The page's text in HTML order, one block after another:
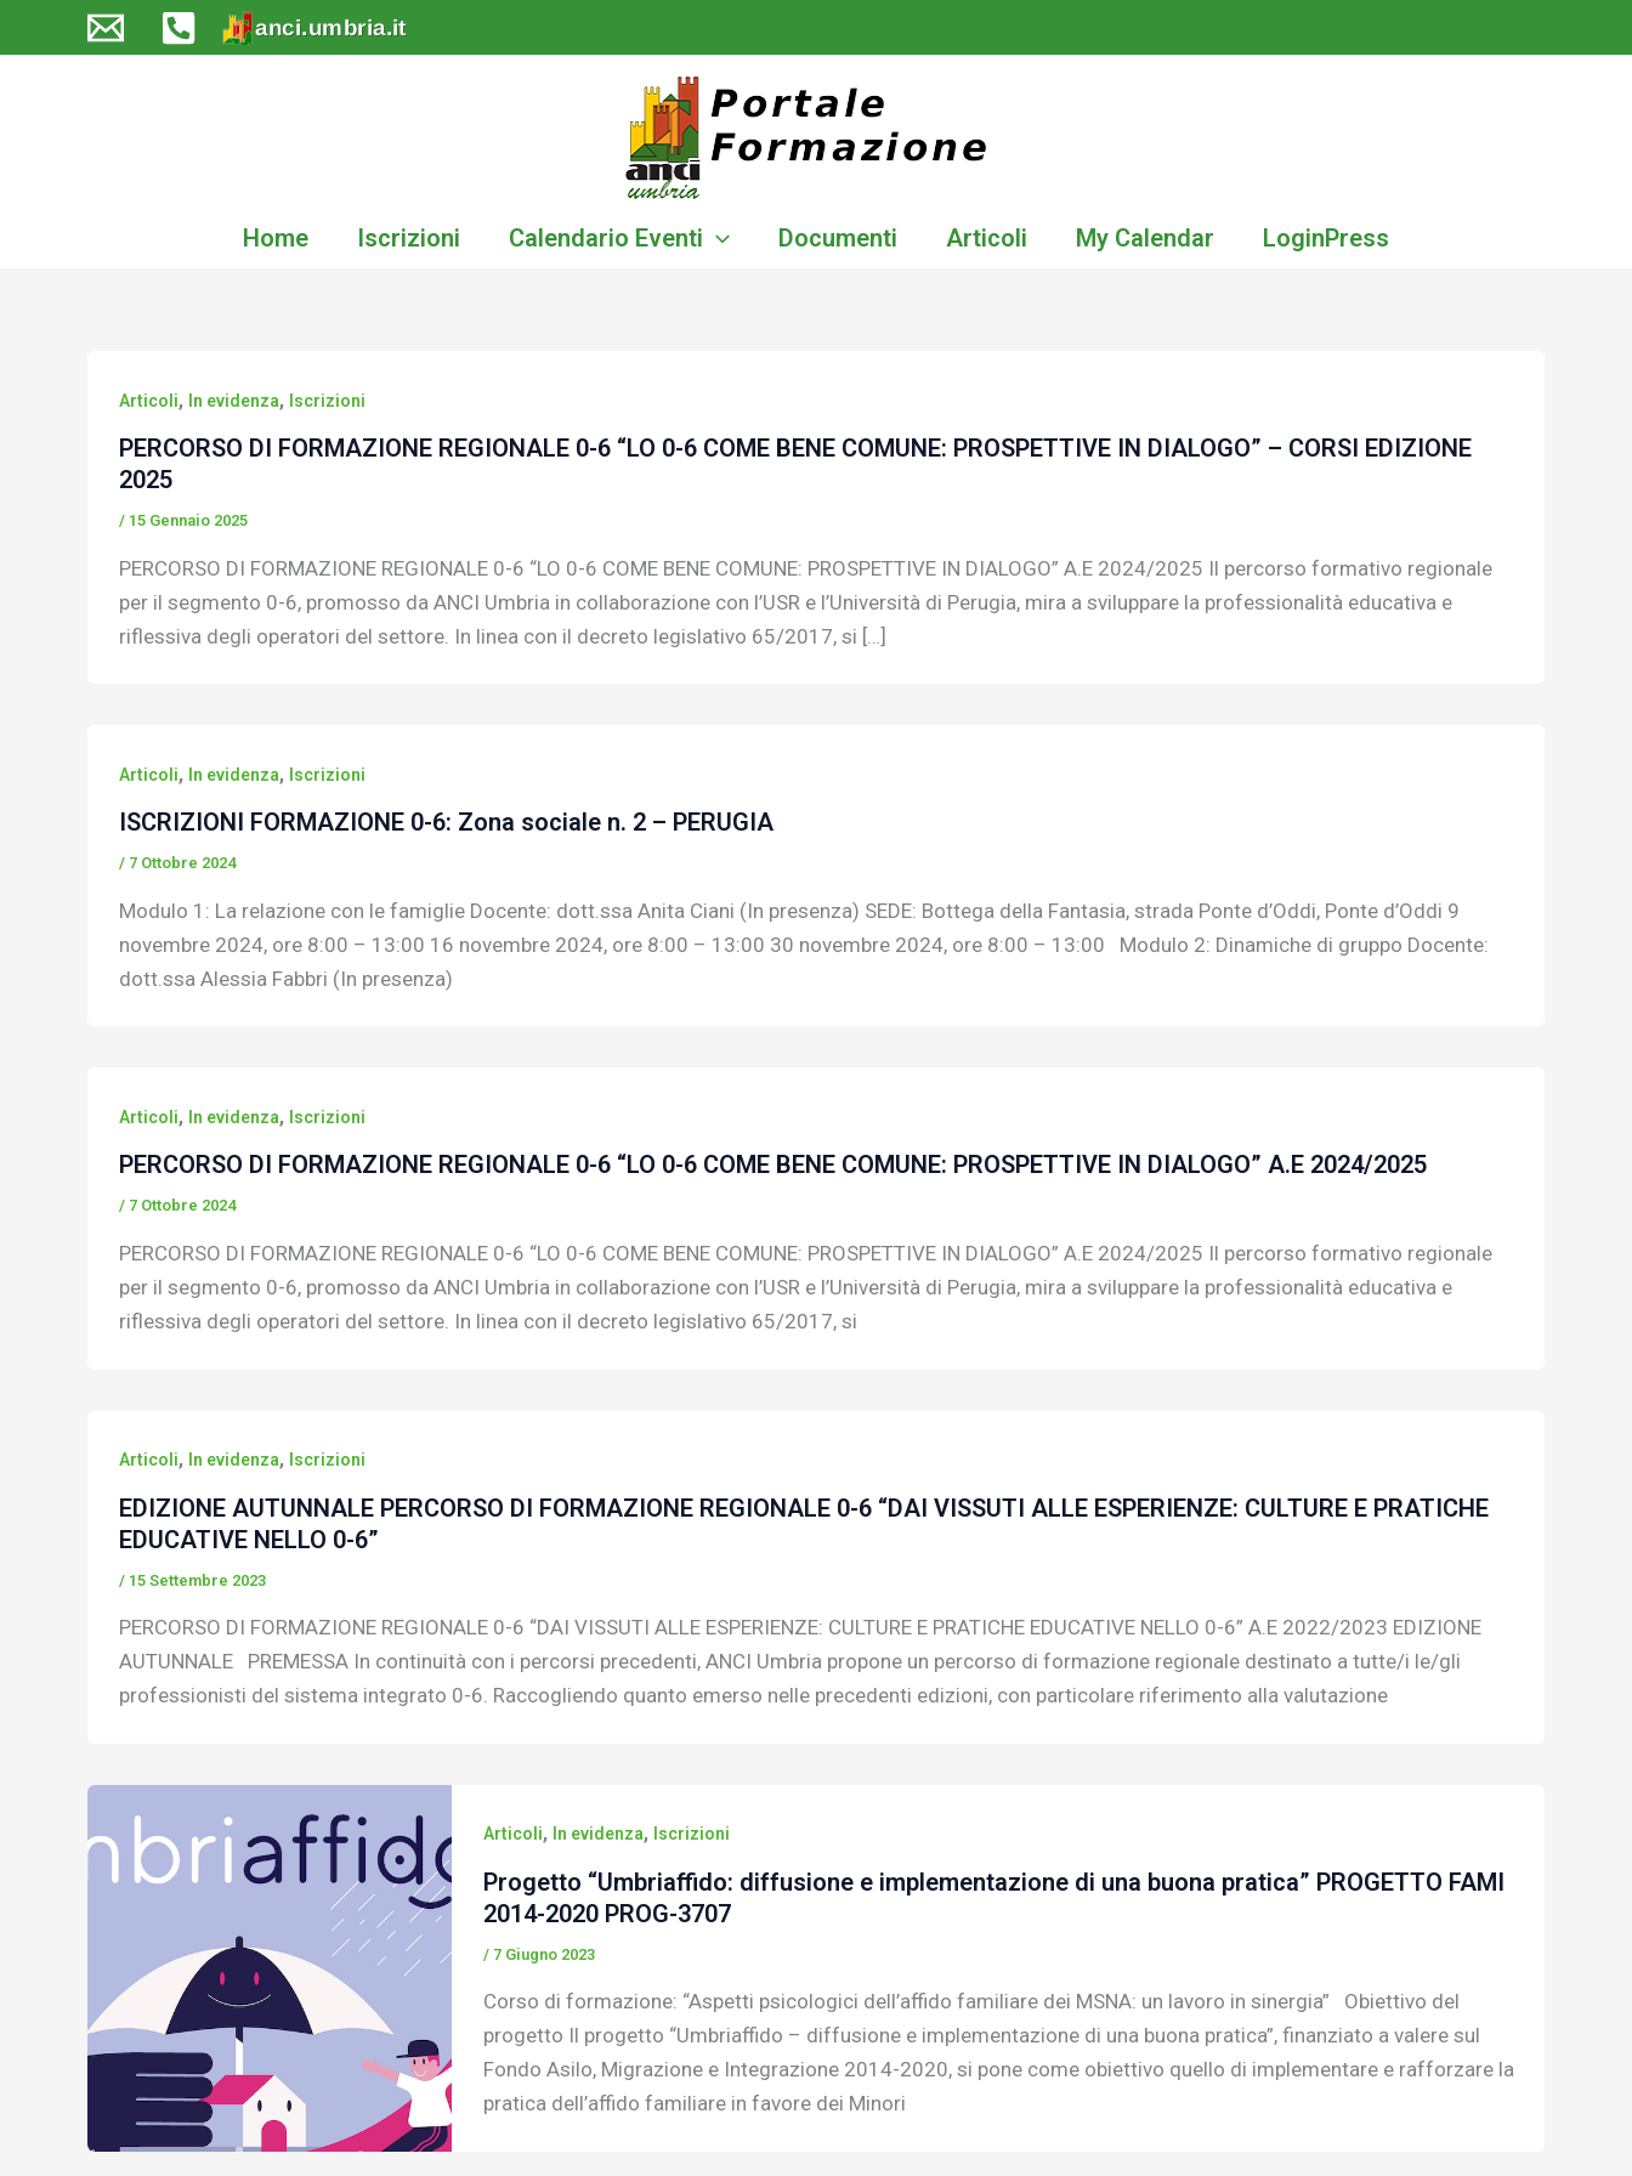
al
Home Iscrizioni Calendario Eventi Documenti Articoli My Calendar LoginPress
Articoli, In evidenza, Iscrizioni
PERCORSO DI FORMAZIONE REGIONALE 0-6 “LO 0-6 COME BENE COMUNE: PROSPETTIVE IN DIALOGO” – CORSI EDIZIONE
2025
/ 15 Gennaio 2025
PERCORSO DI FORMAZIONE REGIONALE 0-6 “LO 0-6 COME BENE COMUNE: PROSPETTIVE IN DIALOGO” A.E 2024/2025 Il percorso formativo regionale
per il segmento 0-6, promosso da ANCI Umbria in collaborazione con l’USR e l’Università di Perugia, mira a sviluppare la professionalità educativa e
riflessiva degli operatori del settore. In linea con il decreto legislativo 65/2017, si […]
Articoli, In evidenza, Iscrizioni
ISCRIZIONI FORMAZIONE 0-6: Zona sociale n. 2 – PERUGIA
/ 7 Ottobre 2024
Modulo 1: La relazione con le famiglie Docente: dott.ssa Anita Ciani (In presenza) SEDE: Bottega della Fantasia, strada Ponte d’Oddi, Ponte d’Oddi 9
novembre 2024, ore 8:00 – 13:00 16 novembre 2024, ore 8:00 – 13:00 30 novembre 2024, ore 8:00 – 13:00 Modulo 2: Dinamiche di gruppo Docente:
dott.ssa Alessia Fabbri (In presenza)
Articoli, In evidenza, Iscrizioni
PERCORSO DI FORMAZIONE REGIONALE 0-6 “LO 0-6 COME BENE COMUNE: PROSPETTIVE IN DIALOGO” A.E 2024/2025
/ 7 Ottobre 2024
PERCORSO DI FORMAZIONE REGIONALE 0-6 “LO 0-6 COME BENE COMUNE: PROSPETTIVE IN DIALOGO” A.E 2024/2025 Il percorso formativo regionale
per il segmento 0-6, promosso da ANCI Umbria in collaborazione con l’USR e l’Università di Perugia, mira a sviluppare la professionalità educativa e
riflessiva degli operatori del settore. In linea con il decreto legislativo 65/2017, si
Articoli, In evidenza, Iscrizioni
EDIZIONE AUTUNNALE PERCORSO DI FORMAZIONE REGIONALE 0-6 “DAI VISSUTI ALLE ESPERIENZE: CULTURE E PRATICHE
EDUCATIVE NELLO 0-6”
/ 15 Settembre 2023
PERCORSO DI FORMAZIONE REGIONALE 0-6 “DAI VISSUTI ALLE ESPERIENZE: CULTURE E PRATICHE EDUCATIVE NELLO 0-6” A.E 2022/2023 EDIZIONE
AUTUNNALE PREMESSA In continuità con i percorsi precedenti, ANCI Umbria propone un percorso di formazione regionale destinato a tutte/i le/gli
professionisti del sistema integrato 0-6. Raccogliendo quanto emerso nelle precedenti edizioni, con particolare riferimento alla valutazione
Articoli, In evidenza, Iscrizioni
Progetto “Umbriaffido: diffusione e implementazione di una buona pratica” PROGETTO FAMI
2014-2020 PROG-3707
/ 7 Giugno 2023
Corso di formazione: “Aspetti psicologici dell’affido familiare dei MSNA: un lavoro in sinergia” Obiettivo del
progetto Il progetto “Umbriaffido – diffusione e implementazione di una buona pratica”, finanziato a valere sul
Fondo Asilo, Migrazione e Integrazione 2014-2020, si pone come obiettivo quello di implementare e rafforzare la
pratica dell’affido familiare in favore dei Minori